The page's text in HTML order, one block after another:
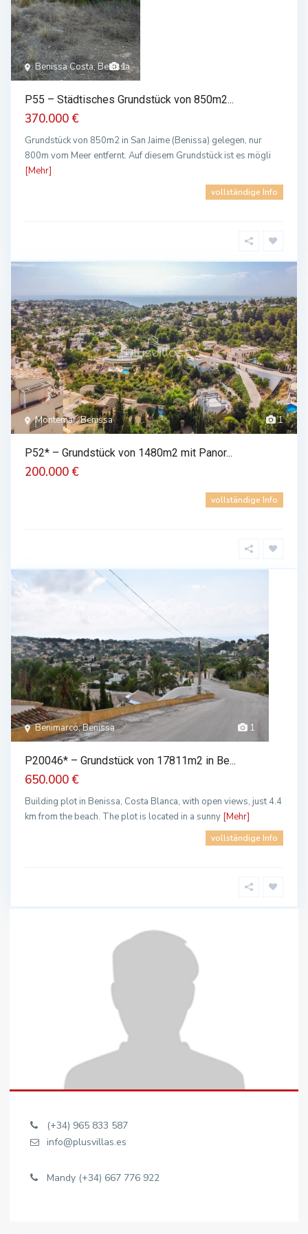
1
Benissa Costa, Benissa
P55 – Städtisches Grundstück von 850m2...
370.000 €
Grundstück von 850m2 in San Jaime (Benissa) gelegen, nur
800m vom Meer entfernt. Auf diesem Grundstück ist es mögli
[Mehr]
vollständige Info
1
Montemar, Benissa
P52* – Grundstück von 1480m2 mit Panor...
200.000 €
vollständige Info
1
Benimarco, Benissa
P20046* – Grundstück von 17811m2 in Be...
650.000 €
Building plot in Benissa, Costa Blanca, with open views, just 4.4
km from the beach. The plot is located in a sunny [Mehr]
vollständige Info
(+34) 965 833 587
info@plusvillas.es
Mandy (+34) 667 776 922